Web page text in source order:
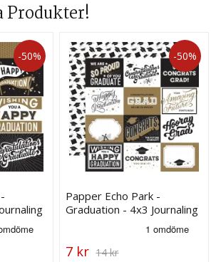
Produkter!
-50% -50%
Papper Echo Park -
Graduation - 4x3 Journaling
7 kr 14 kr